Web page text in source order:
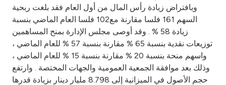
Malaysia
Turkey
Egypt
وبافتراض زيادة رأس المال من أول العام فقد بلغت ربحية
السهم 161 فلسا مقارنة مع102 فلسا العام الماضي بنسبة
زيادة 58 % . وقد أوصى مجلس الإدارة بمنح المساهمين
توزيعات نقدية بنسبة 65 % مقارنة بنسبة 57 % للعام الماضي ،
واسهم منحة بنسبة 20 % مقارنة بنسبة 15 % للعام الماضي ،
وذلك بعد موافقة الجمعية العمومية والجهات المختصة . وارتفع
حجم الأصول في الميزانية إلى 8.798 مليار دينار بزيادة قدرها